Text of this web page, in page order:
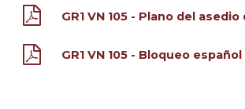
GR1 VN 105 - Plano del
GR1 VN 105 - Bloqueo